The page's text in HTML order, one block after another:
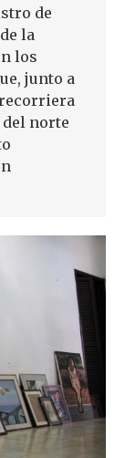
de
la
los
junto a
norte